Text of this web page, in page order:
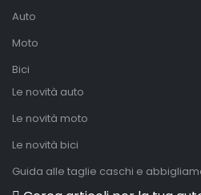
Auto
Moto
Bici
Le novità auto
Le novità moto
Le novità bici
Guida alle taglie caschi e